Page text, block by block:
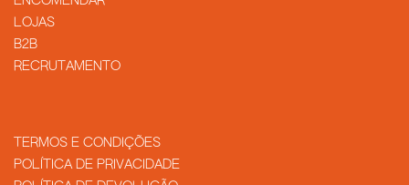
LOJAS
B2B
RECRUTAMENTO
TERMOS E CONDIÇÕES
POLÍTICA DE PRIVACIDADE